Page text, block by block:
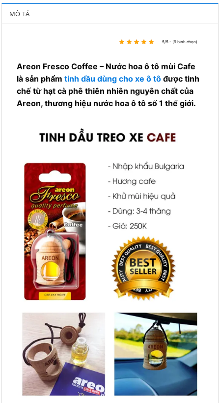
MÔ TẢ
5/5 - (9 bình chọn)
Areon Fresco Coffee – Nước hoa ô tô mùi Cafe
là sản phẩm tinh dầu dùng cho xe ô tô được tinh
chế từ hạt cà phê thiên nhiên nguyên chất của
Areon, thương hiệu nước hoa ô tô số 1 thế giới.